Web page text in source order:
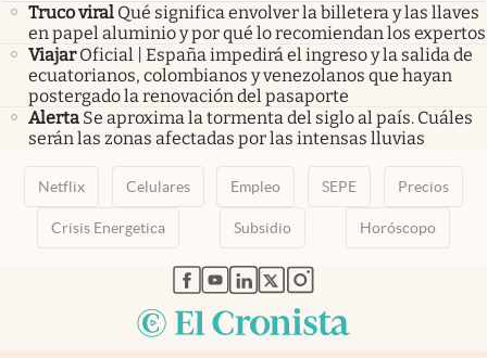
Truco viral Qué significa envolver la billetera y las llaves
en papel aluminio y por qué lo recomiendan los expertos
Viajar Oficial | España impedirá el ingreso y la salida de
ecuatorianos, colombianos y venezolanos que hayan
postergado la renovación del pasaporte
Alerta Se aproxima la tormenta del siglo al país. Cuáles
serán las zonas afectadas por las intensas lluvias
Netflix Celulares Empleo SEPE Precios
Crisis Energetica Subsidio Horóscopo
abre en nueva pestaña
abre en nueva pestaña
abre en nueva pestaña
abre en nueva pestaña
abre en nueva pestaña